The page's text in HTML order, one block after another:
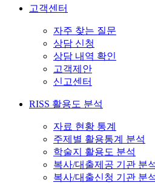
고객센터
자주 찾는 질문
상담 신청
상담 내역 확인
고객제안
신고센터
RISS 활용도 분석
자료 현황 통계
주제별 활용통계 분석
학술지 활용도 분석
복사/대출제공 기관 분
복사/대출신청 기관 분